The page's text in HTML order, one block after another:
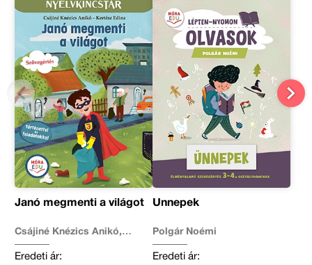
Janó megmenti a világot
Csájiné Knézics Anikó,
Eredeti ár:
Ünnepek
Polgár Noémi
Eredeti ár: